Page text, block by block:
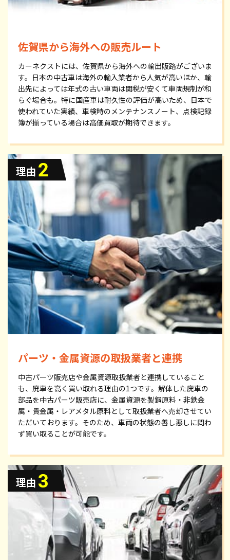
佐賀県から海外への販売ルート
カーネクストには、佐賀県から海外への輸出販路がございま
す。日本の中古車は海外の輸入業者から人気が高いほか、輸
出先によっては年式の古い車両は関税が安くて車両規制が和
らぐ場合も。特に国産車は耐久性の評価が高いため、日本で
使われていた実績、車検時のメンテナンスノート、点検記録
簿が揃っている場合は高価買取が期待できます。
パーツ・金属資源の取扱業者と連携
中古パーツ販売店や金属資源取扱業者と連携していること
も、廃車を高く買い取れる理由の1つです。解体した廃車の
部品を中古パーツ販売店に、金属資源を製鋼原料・非鉄金
属・貴金属・レアメタル原料として取扱業者へ売却させてい
ただいております。そのため、車両の状態の善し悪しに問わ
ず買い取ることが可能です。